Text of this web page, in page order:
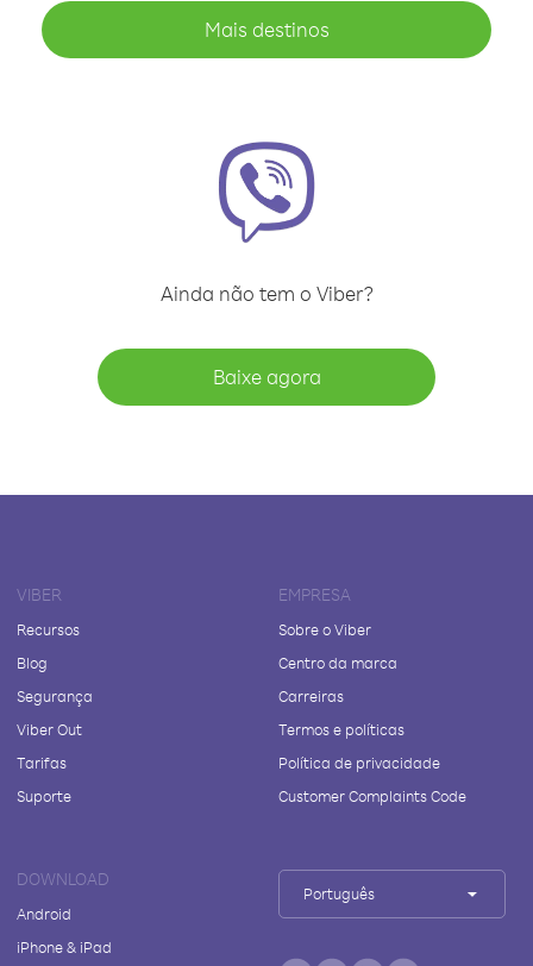
Mais destinos
Ainda não tem o Viber?
Baixe agora
VIBER
Recursos
Blog
Segurança
Viber Out
Tarifas
Suporte
EMPRESA
Sobre o Viber
Centro da marca
Carreiras
Termos e políticas
Política de privacidade
Customer Complaints Code
DOWNLOAD
Android
iPhone & iPad
Português